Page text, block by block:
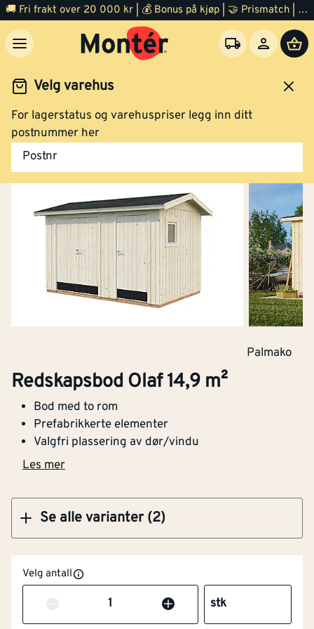
🚚 Fri frakt over 20 000 kr | 💰 Bonus på kjøp | 🤝 Prismatch | ⭐ 100% fornøyd garanti | 🏪 140 byggevarehus
Velg varehus
For lagerstatus og varehuspriser legg inn ditt
postnummer her
Postnr
Hage Bod og hagestue
Palmako
Redskapsbod Olaf 14,9 m²
Bod med to rom
Prefabrikkerte elementer
Valgfri plassering av dør/vindu
Les mer
Se alle varianter (2)
Redskapsbod Olaf 14,9 m²
Kjøp
Velg antall
Antall stk
NOBB 53345702
Artikkelnummer